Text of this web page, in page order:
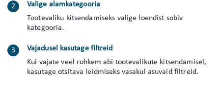
Valige alamkategooria
Tootevaliku kitsendamiseks valige loendist sobiv
kategooria.
Vajadusel kasutage filtreid
Kui vajate veel rohkem abi tootevalikute kitsendamisel,
kasutage otsitava leidmiseks vasakul asuvaid filtreid.